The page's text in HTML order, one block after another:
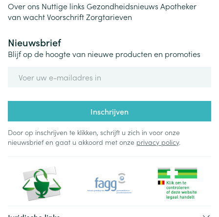
Over ons Nuttige links Gezondheidsnieuws Apotheker
van wachtVoorschriftZorgtarieven
Nieuwsbrief
Blijf op de hoogte van nieuwe producten en promoties
Inschrijven
Door op inschrijven te klikken, schrijft u zich in voor onze
nieuwsbrief en gaat u akkoord met onze privacy policy.